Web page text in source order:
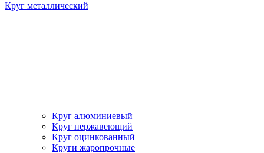
Круг металлический
Круг алюминиевый
Круг нержавеющий
Круг оцинкованный
Круги жаропрочные